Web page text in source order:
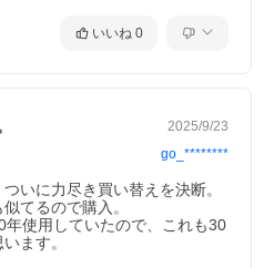
いいね 0
2025/9/23
go_********
いに力尽き買い替えを決断。
てるので購入。
年使用していたので、これも30
ます。